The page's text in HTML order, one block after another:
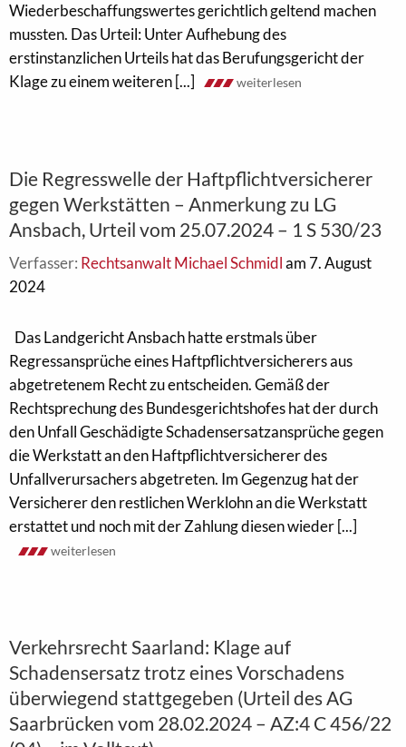
Wiederbeschaffungswertes gerichtlich geltend machen
mussten. Das Urteil: Unter Aufhebung des
erstinstanzlichen Urteils hat das Berufungsgericht der
Klage zu einem weiteren [...]
weiterlesen
Die Regresswelle der Haftpflichtversicherer
gegen Werkstätten – Anmerkung zu LG
Ansbach, Urteil vom 25.07.2024 – 1 S 530/23
Verfasser: Rechtsanwalt Michael Schmidlam 7. August
2024
Das Landgericht Ansbach hatte erstmals über
Regressansprüche eines Haftpflichtversicherers aus
abgetretenem Recht zu entscheiden. Gemäß der
Rechtsprechung des Bundesgerichtshofes hat der durch
den Unfall Geschädigte Schadensersatzansprüche gegen
die Werkstatt an den Haftpflichtversicherer des
Unfallverursachers abgetreten. Im Gegenzug hat der
Versicherer den restlichen Werklohn an die Werkstatt
erstattet und noch mit der Zahlung diesen wieder [...]
weiterlesen
Verkehrsrecht Saarland: Klage auf
Schadensersatz trotz eines Vorschadens
überwiegend stattgegeben (Urteil des AG
Saarbrücken vom 28.02.2024 – AZ:4 C 456/22